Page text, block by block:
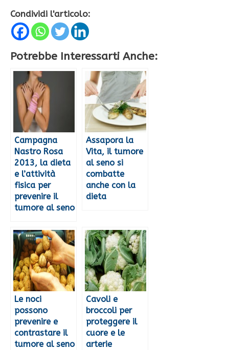
Condividi l'articolo:
Potrebbe Interessarti Anche:
Campagna
Nastro Rosa
2013, la dieta
e l’attività
fisica per
prevenire il
tumore al seno
Assapora la
Vita, il tumore
al seno si
combatte
anche con la
dieta
Le noci
possono
prevenire e
contrastare il
tumore al seno
Cavoli e
broccoli per
proteggere il
cuore e le
arterie